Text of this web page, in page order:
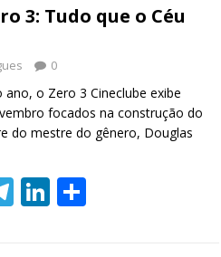
gr
m
e
n
e
3: Tudo que o Céu
0
o Zero 3 Cineclube exibe
focados na construção do
do mestre do gênero, Douglas
T
el
Li
n